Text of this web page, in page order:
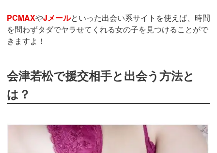
PCMAXやJメールといった出会い系サイトを使えば、時間
を問わずタダでヤラせてくれる女の子を見つけることがで
きますよ！
会津若松で援交相手と出会う方法と
は？